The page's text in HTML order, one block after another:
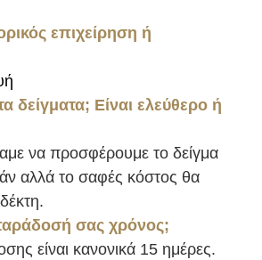
επιχείρηση ή
δείγματα; Είναι ελεύθερο ή
να προσφέρουμε το δείγμα
αλλά το σαφές κόστος θα
σας χρόνος;
είναι κανονικά 15 ημέρες.